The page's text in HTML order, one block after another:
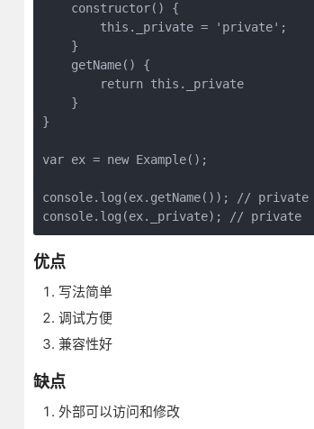
    constructor() {
        this._private = 'private';
    }
    getName() {
        return this._private
    }
}
var ex = new Example();
console.log(ex.getName()); // private
console.log(ex._private); // private
优点
写法简单
调试方便
兼容性好
缺点
外部可以访问和修改